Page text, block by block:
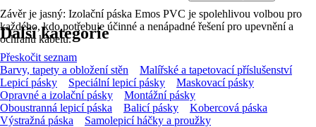
Závěr je jasný: Izolační páska Emos PVC je spolehlivou volbou pro
každého, kdo potřebuje účinné a nenápadné řešení pro upevnění a
ochranu kabelů.
Další kategorie
Přeskočit seznam
Barvy, tapety a obložení stěn
Malířské a tapetovací příslušenství
Lepicí pásky
Speciální lepicí pásky
Maskovací pásky
Opravné a izolační pásky
Montážní pásky
Oboustranná lepicí páska
Balicí pásky
Kobercová páska
Výstražná páska
Samolepicí háčky a proužky